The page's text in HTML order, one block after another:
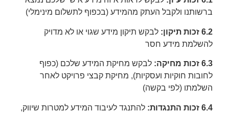
ברשותנו ולקבל העתק מהמידע (בכפוף לתשלום מינימלי)
6.2 זכות תיקון:
לבקש תיקון מידע שגוי או לא מדויק
להשלמת מידע חסר
6.3 זכות מחיקה:
לבקש מחיקת המידע שלכם (כפוף
לחובות חוקיות ועסקיות), מחיקת קבצי פרויקט לאחר
השלמתו (לפי בקשה)
6.4 זכות התנגדות:
להתנגד לעיבוד המידע למטרות שיווק,